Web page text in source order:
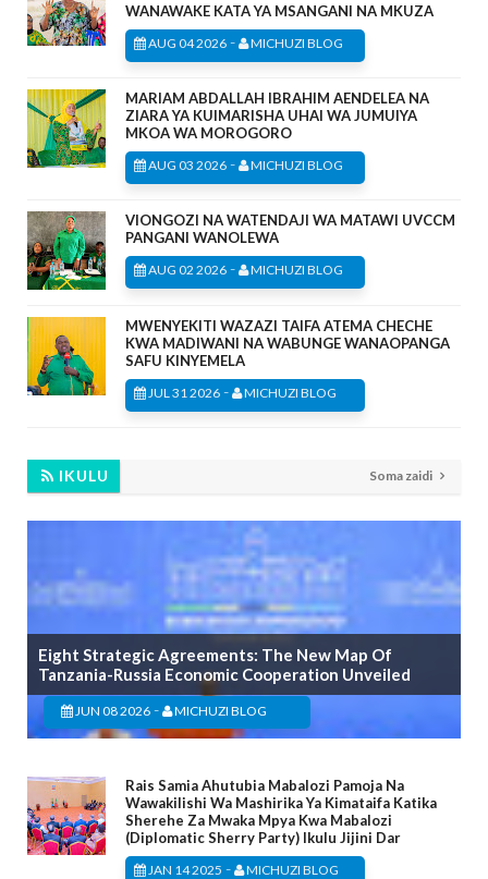
WANAWAKE KATA YA MSANGANI NA MKUZA
AUG 04 2026 - MICHUZI BLOG
MARIAM ABDALLAH IBRAHIM AENDELEA NA
ZIARA YA KUIMARISHA UHAI WA JUMUIYA
MKOA WA MOROGORO
AUG 03 2026 - MICHUZI BLOG
VIONGOZI NA WATENDAJI WA MATAWI UVCCM
PANGANI WANOLEWA
AUG 02 2026 - MICHUZI BLOG
MWENYEKITI WAZAZI TAIFA ATEMA CHECHE
KWA MADIWANI NA WABUNGE WANAOPANGA
SAFU KINYEMELA
JUL 31 2026 - MICHUZI BLOG
IKULU Soma zaidi
Eight Strategic Agreements: The New Map Of
Tanzania-Russia Economic Cooperation Unveiled
JUN 08 2026 - MICHUZI BLOG
Rais Samia Ahutubia Mabalozi Pamoja Na
Wawakilishi Wa Mashirika Ya Kimataifa Katika
Sherehe Za Mwaka Mpya Kwa Mabalozi
(Diplomatic Sherry Party) Ikulu Jijini Dar
JAN 14 2025 - MICHUZI BLOG